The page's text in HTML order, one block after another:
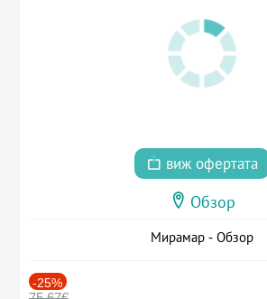
виж офертата
Обзор
Мирамар - Обзор
-25%